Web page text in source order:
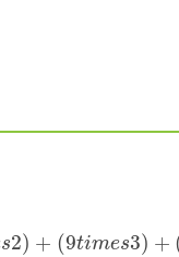
s2) + (9times3) +